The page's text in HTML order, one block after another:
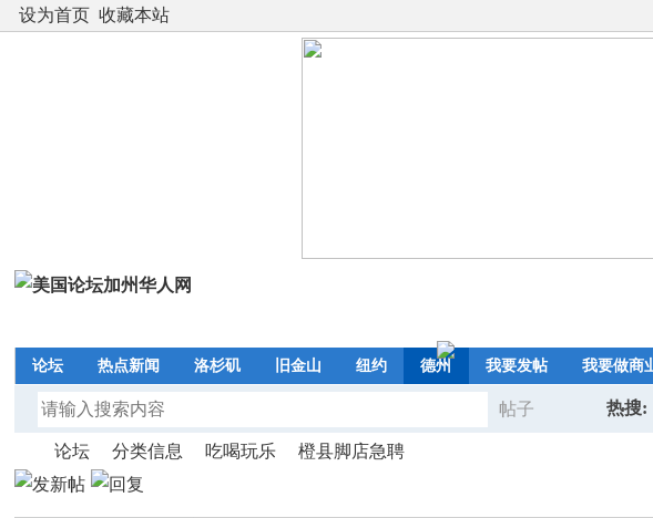
设为首页 收藏本站
论坛 热点新闻 洛杉矶 旧金山 纽约 德州 我要发帖 我要做商
帖子
热搜:
论坛 分类信息 吃喝玩乐 橙县脚店急聘